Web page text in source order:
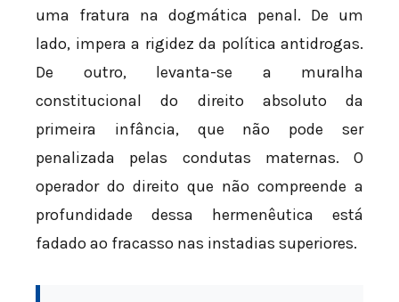
uma fratura na dogmática penal. De um
lado, impera a rigidez da política antidrogas.
De outro, levanta-se a muralha
constitucional do direito absoluto da
primeira infância, que não pode ser
penalizada pelas condutas maternas. O
operador do direito que não compreende a
profundidade dessa hermenêutica está
fadado ao fracasso nas instadias superiores.